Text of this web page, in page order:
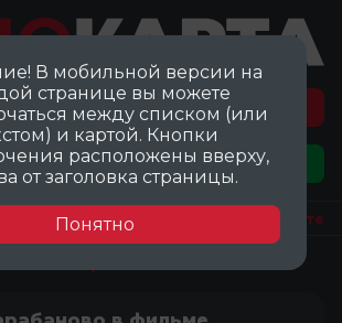
на карту локаций ©
Добавить локацию
Посмотреть на карте
локациям
В мобильной версии на
странице вы можете
между списком (или
и картой. Кнопки
расположены вверху,
от заголовка страницы.
Понятно